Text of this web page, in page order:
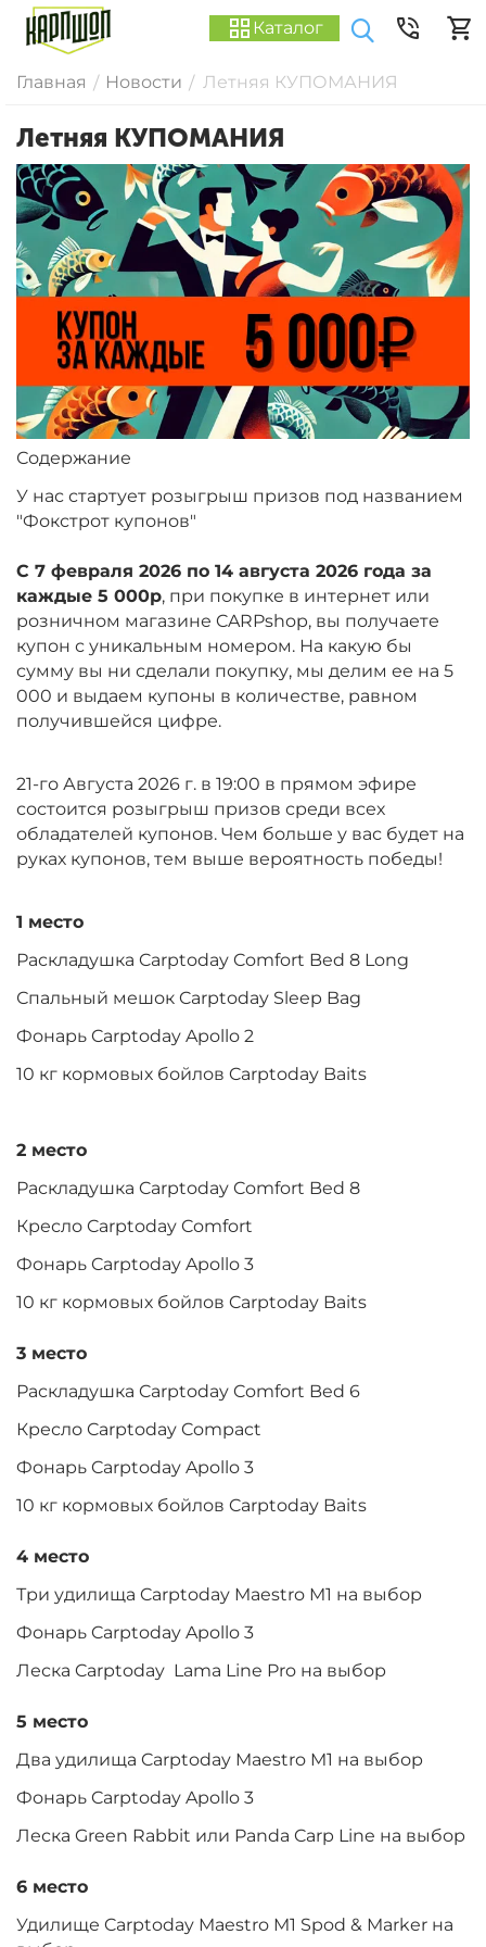
Каталог
Главная / Новости / Летняя КУПОМАНИЯ
Летняя КУПОМАНИЯ
Содержание
У нас стартует розыгрыш призов под названием
"Фокстрот купонов"
С 7 февраля 2026 по 14 августа 2026 года за
каждые 5 000р, при покупке в интернет или
розничном магазине CARPshop, вы получаете
купон с уникальным номером. На какую бы
сумму вы ни сделали покупку, мы делим ее на 5
000 и выдаем купоны в количестве, равном
получившейся цифре.
21-го Августа 2026 г. в 19:00 в прямом эфире
состоится розыгрыш призов среди всех
обладателей купонов. Чем больше у вас будет на
руках купонов, тем выше вероятность победы!
1 место
Раскладушка Carptoday Comfort Bed 8 Long
Спальный мешок Carptoday Sleep Bag
Фонарь Carptoday Apollo 2
10 кг кормовых бойлов Carptoday Baits
2 место
Раскладушка Carptoday Comfort Bed 8
Кресло Carptoday Comfort
Фонарь Carptoday Apollo 3
10 кг кормовых бойлов Carptoday Baits
3 место
Раскладушка Carptoday Comfort Bed 6
Кресло Carptoday Compact
Фонарь Carptoday Apollo 3
10 кг кормовых бойлов Carptoday Baits
4 место
Три удилища Carptoday Maestro M1 на выбор
Фонарь Carptoday Apollo 3
Леска Carptoday Lama Line Pro на выбор
5 место
Два удилища Carptoday Maestro M1 на выбор
Фонарь Carptoday Apollo 3
Леска Green Rabbit или Panda Carp Line на выбор
6 место
Удилище Carptoday Maestro M1 Spod & Marker на